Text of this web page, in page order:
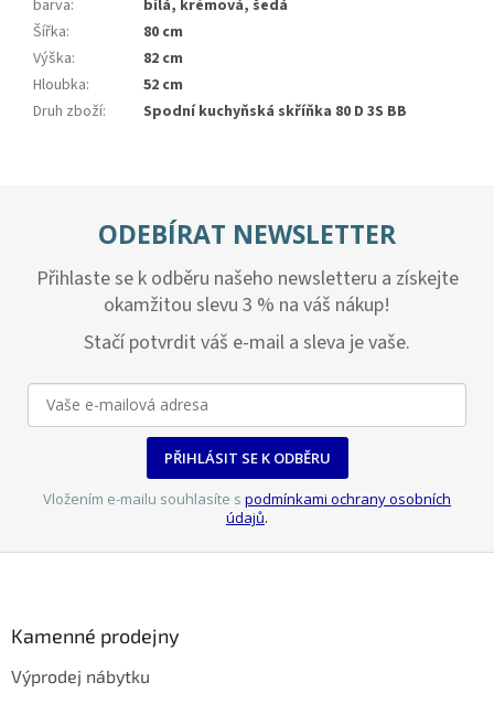
barva:
bílá, krémová, šedá
Šířka:
80 cm
Výška:
82 cm
Hloubka:
52 cm
Druh zboží: Spodní kuchyňská skříňka 80 D 3S BB
ODEBÍRAT NEWSLETTER
Přihlaste se k odběru našeho newsletteru a získejte
okamžitou slevu 3 % na váš nákup!
Stačí potvrdit váš e-mail a sleva je vaše.
PŘIHLÁSIT SE K ODBĚRU
Vložením e-mailu souhlasíte s podmínkami ochrany osobních
údajů.
Kamenné prodejny
Výprodej nábytku